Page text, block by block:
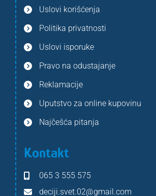
Uslovi korišćenja
Politika privatnosti
Uslovi isporuke
Pravo na odustajanje
Reklamacije
Uputstvo za online kupovinu
Najčešća pitanja
Kontakt
065 3 555 575
deciji.svet.02@gmail.com